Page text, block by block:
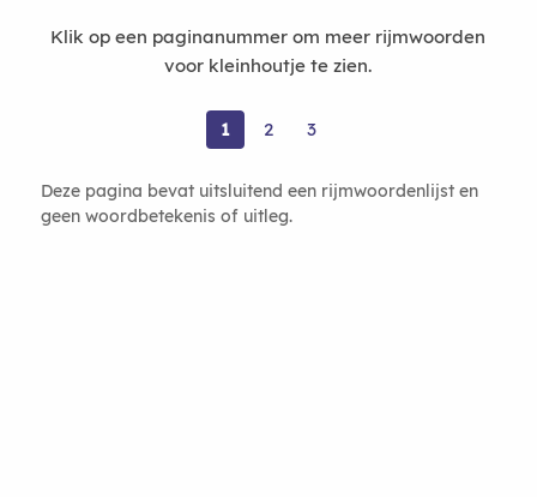
Klik op een paginanummer om meer rijmwoorden
voor kleinhoutje te zien.
1 2 3
Deze pagina bevat uitsluitend een rijmwoordenlijst en
geen woordbetekenis of uitleg.